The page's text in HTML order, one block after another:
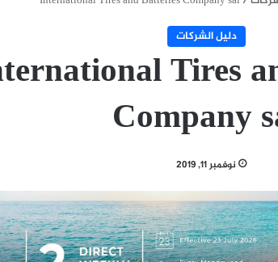
دليل الشركات
Tires
Company
نوفمبر 11, 2019